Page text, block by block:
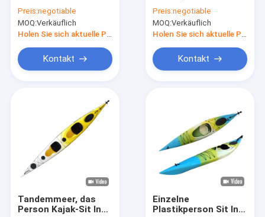
Über uns
Fabrik-Ausflug
Kayak
Preis:negotiable
MOQ:Verkäuflich
Holen Sie sich aktuelle Preis
Kontakt
bereist
Preis:negotiable
MOQ:Verkäuflich
Holen Sie sich aktuelle Preis
Kontakt
Tandemmeer, das
Person Kajak-Sit In
Einzelne
Plastikperson Sit In